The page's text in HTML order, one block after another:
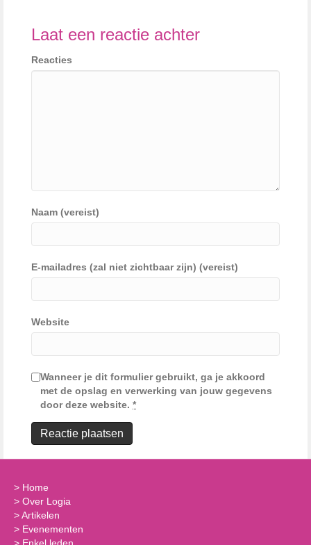
Laat een reactie achter
Reacties
Naam (vereist)
E-mailadres (zal niet zichtbaar zijn) (vereist)
Website
Wanneer je dit formulier gebruikt, ga je akkoord
met de opslag en verwerking van jouw gegevens
door deze website. *
> Home
> Over Logia
>Artikelen
> Evenementen